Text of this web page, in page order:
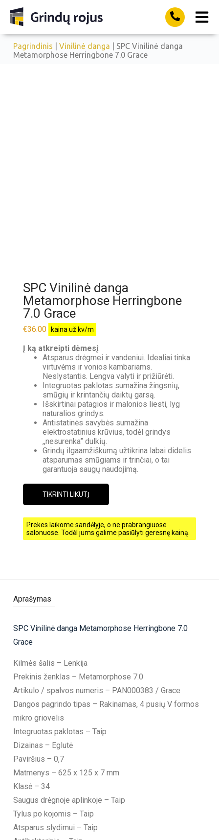
Pagrindinis Vinilinė danga | SPC Vinilinė danga
Metamorphose Herringbone 7.0 Grace
SPC Vinilinė danga
Metamorphose Herringbone
7.0 Grace
€36.00 kaina už kv/m
Į ką atkreipti dėmesį:
Atsparus drėgmei ir vandeniui. Idealiai tinka
virtuvėms ir vonios kambariams.
Neslystantis. Lengva valyti ir prižiūrėti.
Integruotas paklotas sumažina žingsnių,
smūgių ir krintančių daiktų garsą.
Išskirtinai patagios ir malonios liesti, lyg
naturalios grindys.
Antistatinės savybės sumažina
elektrostatinius krūvius, todėl grindys
,,nesurenka” dulkių.
Grindų ilgaamžiškumą užtikrina labai didelis
atsparumas smūgiams ir trinčiai, o tai
garantuoja saugų naudojimą.
TIKRINTI LIKUTĮ
Prekes laikome sandėlyje, o ne prabrangiuose
salonuose. Todėl jums galime pasiūlyti geresnę kainą.
Aprašymas
SPC Vinilinė danga Metamorphose Herringbone 7.0
Grace
Kilmės šalis – Lenkija
Prekinis ženklas – Metamorphose 7.0
Artikulo / spalvos numeris – PAN000383 / Grace
Dangos pagrindo tipas – Rakinamas, 4 pusių V formos
mikro griovelis
Integruotas paklotas – Taip
Dizainas – Eglutė
Paviršius – 0,7
Matmenys – 625 x 125 x 7 mm
Klasė – 34
Saugus drėgnoje aplinkoje – Taip
Tylus po kojomis – Taip
Atsparus slydimui – Taip